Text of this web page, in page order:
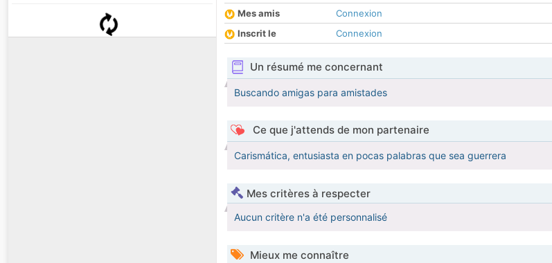
Mes amis
Connexion
Inscrit le
Connexion
Un résumé me concernant
Buscando amigas para amistades
Ce que j'attends de mon partenaire
Carismática, entusiasta en pocas palabras que sea guerrera
Mes critères à respecter
Aucun critère n'a été personnalisé
Mieux me connaître